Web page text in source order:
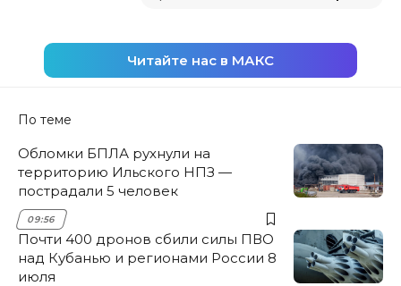
Читайте нас в МАКС
По теме
Обломки БПЛА рухнули на
территорию Ильского НПЗ —
пострадали 5 человек
09:56
Почти 400 дронов сбили силы ПВО
над Кубанью и регионами России 8
июля